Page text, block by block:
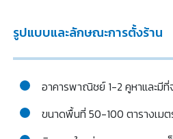
รูปแบบและลักษณะการตั้งร้าน
อาคารพาณิชย์ 1-2 คูหาและมี
ขนาดพื้นที่ 50-100 ตารางเมต